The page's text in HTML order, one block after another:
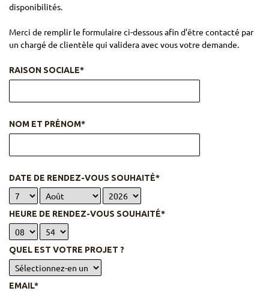
disponibilités.
Merci de remplir le formulaire ci-dessous afin d’être contacté par
un chargé de clientèle qui validera avec vous votre demande.
RAISON SOCIALE*
NOM ET PRÉNOM*
DATE DE RENDEZ-VOUS SOUHAITÉ*
HEURE DE RENDEZ-VOUS SOUHAITÉ*
QUEL EST VOTRE PROJET ?
EMAIL*